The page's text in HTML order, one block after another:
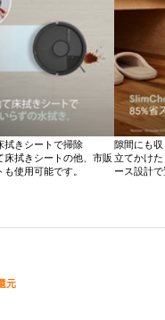
拭きシートで掃除
床拭きシートの他、市販
使用可能です。
隙間にも
立てかけ
ース設計で
元